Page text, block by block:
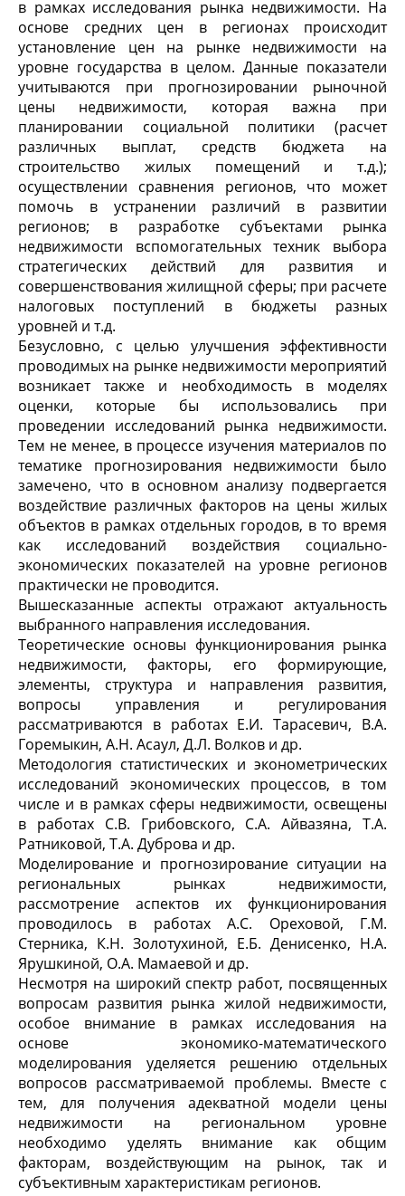
в рамках исследования рынка недвижимости. На
основе средних цен в регионах происходит
установление цен на рынке недвижимости на
уровне государства в целом. Данные показатели
учитываются при прогнозировании рыночной
цены недвижимости, которая важна при
планировании социальной политики (расчет
различных выплат, средств бюджета на
строительство жилых помещений и т.д.);
осуществлении сравнения регионов, что может
помочь в устранении различий в развитии
регионов; в разработке субъектами рынка
недвижимости вспомогательных техник выбора
стратегических действий для развития и
совершенствования жилищной сферы; при расчете
налоговых поступлений в бюджеты разных
уровней и т.д.
Безусловно, с целью улучшения эффективности
проводимых на рынке недвижимости мероприятий
возникает также и необходимость в моделях
оценки, которые бы использовались при
проведении исследований рынка недвижимости.
Тем не менее, в процессе изучения материалов по
тематике прогнозирования недвижимости было
замечено, что в основном анализу подвергается
воздействие различных факторов на цены жилых
объектов в рамках отдельных городов, в то время
как исследований воздействия социально-
экономических показателей на уровне регионов
практически не проводится.
Вышесказанные аспекты отражают актуальность
выбранного направления исследования.
Теоретические основы функционирования рынка
недвижимости, факторы, его формирующие,
элементы, структура и направления развития,
вопросы управления и регулирования
рассматриваются в работах Е.И. Тарасевич, В.А.
Горемыкин, А.Н. Асаул, Д.Л. Волков и др.
Методология статистических и эконометрических
исследований экономических процессов, в том
числе и в рамках сферы недвижимости, освещены
в работах С.В. Грибовского, С.А. Айвазяна, Т.А.
Ратниковой, Т.А. Дуброва и др.
Моделирование и прогнозирование ситуации на
региональных рынках недвижимости,
рассмотрение аспектов их функционирования
проводилось в работах А.С. Ореховой, Г.М.
Стерника, К.Н. Золотухиной, Е.Б. Денисенко, Н.А.
Ярушкиной, О.А. Мамаевой и др.
Несмотря на широкий спектр работ, посвященных
вопросам развития рынка жилой недвижимости,
особое внимание в рамках исследования на
основе экономико-математического
моделирования уделяется решению отдельных
вопросов рассматриваемой проблемы. Вместе с
тем, для получения адекватной модели цены
недвижимости на региональном уровне
необходимо уделять внимание как общим
факторам, воздействующим на рынок, так и
субъективным характеристикам регионов.